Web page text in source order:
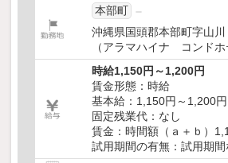
本部町
沖縄県国頭郡本部町字山
（アラマハイナ コンドホ
時給1,150円～1,200円
賃金形態：時給
基本給：1,150円～1,200円
固定残業代：なし
賃金：時間額（ａ＋ｂ）
試用期間の有無：試用期間